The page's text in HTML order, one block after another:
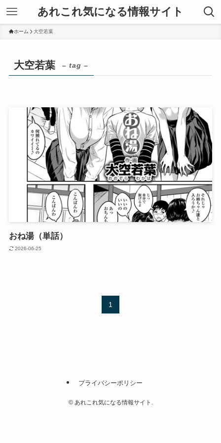
あれこれ気になる情報サイト
ホーム 大空若葉
大空若葉 – tag –
おね湯（単話）
2026-06-25
1
プライバシーポリシー
©あれこれ気になる情報サイト.